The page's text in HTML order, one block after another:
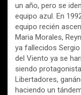
un año, pero se
equipo azul. En
equipo recién
Maria Morales,
ya fallecidos
del Viento ya se
siendo
Libertadores,
haciendo un